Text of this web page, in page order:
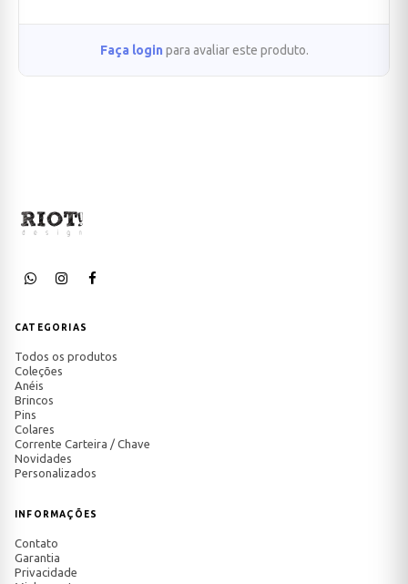
Faça login para avaliar este produto.
CATEGORIAS
Todos os produtos
Coleções
Anéis
Brincos
Pins
Colares
Corrente Carteira / Chave
Novidades
Personalizados
INFORMAÇÕES
Contato
Garantia
Privacidade